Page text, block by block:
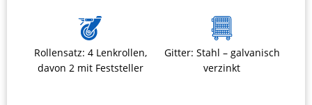
Rollensatz: 4 Lenkrollen,
davon 2 mit Feststeller
Gitter: Stahl – galvanisch
verzinkt